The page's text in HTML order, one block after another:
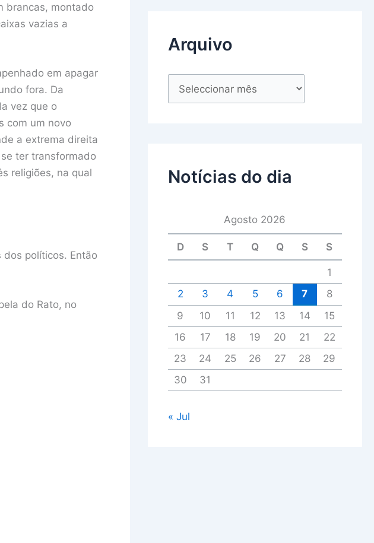
brancas, montado
vazias a
em apagar
fora. Da
vez que o
com um novo
a extrema direita
ter transformado
religiões, na qual
políticos. Então
do Rato, no
Arquivo
Notícias do dia
Agosto 2026
D S T Q Q S S
1
2
3 4 5 6 7
8
9
10 11 12 13 14
15
16
17 18 19 20 21
22
23
24 25 26 27 28
29
30
31
« Jul